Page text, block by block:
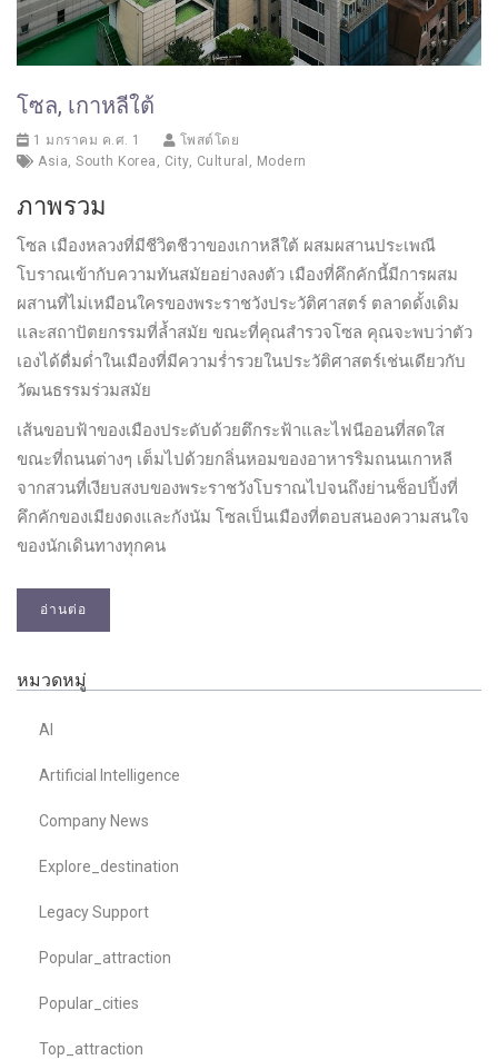
โซล, เกาหลีใต้
1 มกราคม ค.ศ. 1
โพสต์โดย
Asia, South Korea , City, Cultural , Modern
ภาพรวม
โซล เมืองหลวงที่มีชีวิตชีวาของเกาหลีใต้ ผสมผสานประเพณี
โบราณเข้ากับความทันสมัยอย่างลงตัว เมืองที่คึกคักนี้มีการผสม
ผสานที่ไม่เหมือนใครของพระราชวังประวัติศาสตร์ ตลาดดั้งเดิม
และสถาปัตยกรรมที่ล้ำสมัย ขณะที่คุณสำรวจโซล คุณจะพบว่าตัว
เองได้ดื่มด่ำในเมืองที่มีความร่ำรวยในประวัติศาสตร์เช่นเดียวกับ
วัฒนธรรมร่วมสมัย
เส้นขอบฟ้าของเมืองประดับด้วยตึกระฟ้าและไฟนีออนที่สดใส
ขณะที่ถนนต่างๆ เต็มไปด้วยกลิ่นหอมของอาหารริมถนนเกาหลี
จากสวนที่เงียบสงบของพระราชวังโบราณไปจนถึงย่านช็อปปิ้งที่
คึกคักของเมียงดงและกังนัม โซลเป็นเมืองที่ตอบสนองความสนใจ
ของนักเดินทางทุกคน
อ่านต่อ
หมวดหมู่
AI
Artificial Intelligence
Company News
Explore_destination
Legacy Support
Popular_attraction
Popular_cities
Top_attraction